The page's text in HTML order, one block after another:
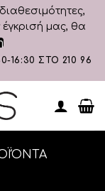
έγκρισή μας, θα
16:30 ΣΤΟ 210 96